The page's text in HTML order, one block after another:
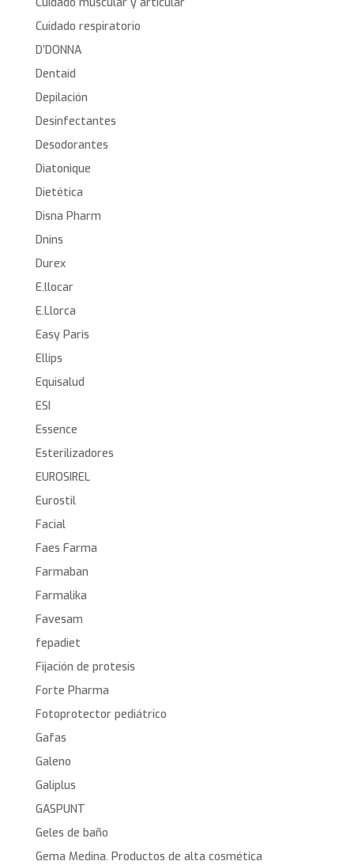
Cuidado respiratorio
D’DONNA
Dentaid
Depilación
Desinfectantes
Desodorantes
Diatonique
Dietética
Disna Pharm
Dnins
Durex
E.llocar
E.Llorca
Easy Paris
Ellips
Equisalud
ESI
Essence
Esterilizadores
EUROSIREL
Eurostil
Facial
Faes Farma
Farmaban
Farmalika
Favesam
fepadiet
Fijación de protesis
Forte Pharma
Fotoprotector pediátrico
Gafas
Galeno
Galiplus
GASPUNT
Geles de baño
Gema Medina. Productos de alta cosmética